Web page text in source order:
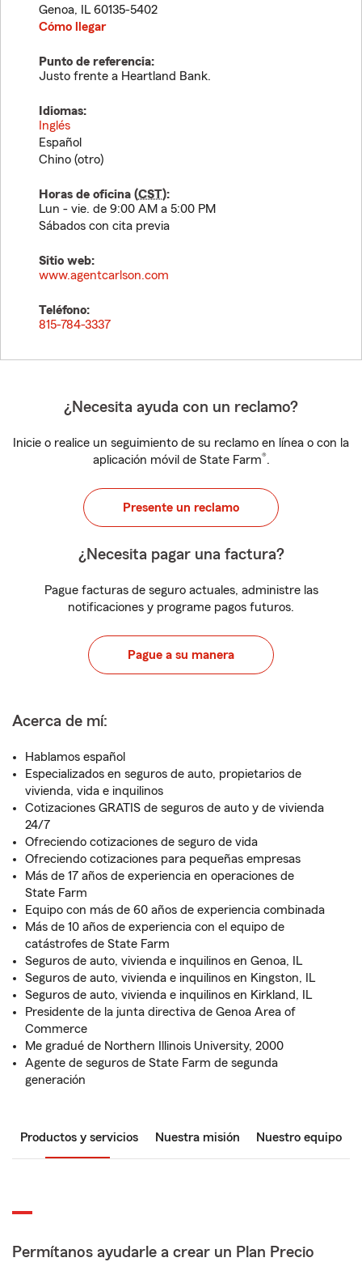
Genoa, IL 60135-5402
Cómo llegar
Punto de referencia:
Justo frente a Heartland Bank.
Idiomas:
Inglés
Español
Chino (otro)
Horas de oficina (CST):
Lun - vie. de 9:00 AM a 5:00 PM
Sábados con cita previa
Sitio web:
www.agentcarlson.com
Teléfono:
815-784-3337
¿Necesita ayuda con un reclamo?
Inicie o realice un seguimiento de su reclamo en línea o con la
aplicación móvil de State Farm®.
Presente un reclamo
¿Necesita pagar una factura?
Pague facturas de seguro actuales, administre las
notificaciones y programe pagos futuros.
Pague a su manera
Acerca de mí:
Hablamos español
Especializados en seguros de auto, propietarios de
vivienda, vida e inquilinos
Cotizaciones GRATIS de seguros de auto y de vivienda
24/7
Ofreciendo cotizaciones de seguro de vida
Ofreciendo cotizaciones para pequeñas empresas
Más de 17 años de experiencia en operaciones de
State Farm
Equipo con más de 60 años de experiencia combinada
Más de 10 años de experiencia con el equipo de
catástrofes de State Farm
Seguros de auto, vivienda e inquilinos en Genoa, IL
Seguros de auto, vivienda e inquilinos en Kingston, IL
Seguros de auto, vivienda e inquilinos en Kirkland, IL
Presidente de la junta directiva de Genoa Area of
Commerce
Me gradué de Northern Illinois University, 2000
Agente de seguros de State Farm de segunda
generación
Productos y servicios Nuestra misión Nuestro equipo
Permítanos ayudarle a crear un Plan Precio